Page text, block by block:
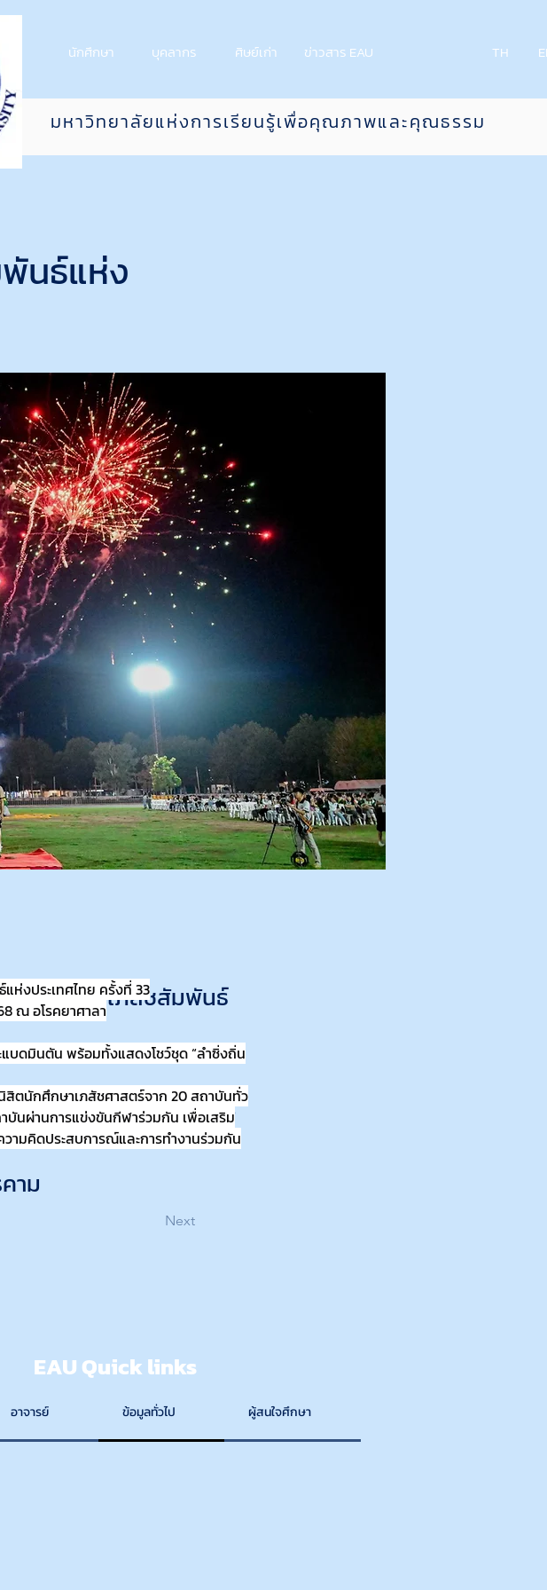
มหาวิทยาลัยแห่งการเรียนรู้เพื่อคุณภาพและคุณธรรม
นักศึกษา บุคลากร ศิษย์เก่า ข่าวสาร EAU TH
นธ์แห่ง
ข่งขันกีฬาเภสัชสัมพันธ์
นที่ 7 - 9 กุมภาพันธ์ 2568
าม
ห่งประเทศไทย ครั้งที่ 33
ณ อโรคยาศาลา
บดมินตัน พร้อมทั้งแสดงโชว์ชุด “ลำซิ่งถิ่น
สิตนักศึกษาเภสัชศาสตร์จาก 20 สถาบันทั่ว
บันผ่านการแข่งขันกีฬาร่วมกัน เพื่อเสริม
ามคิดประสบการณ์และการทำงานร่วมกัน
Next
EAU Quick links
อาจารย์ ข้อมูลทั่วไป ผู้สนใจศึกษา